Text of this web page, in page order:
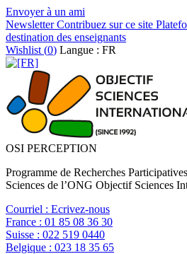
Envoyer à un ami
NewsletterContribuez sur ce site
destination des enseignants
Wishlist (0) Langue : FR
OSI PERCEPTION
Programme de Recherches
Sciences de l’ONG Objectif Sciences
Courriel : Ecrivez-nous
France : 01 85 08 36 30
Suisse : 022 519 0440
Belgique : 023 18 35 65